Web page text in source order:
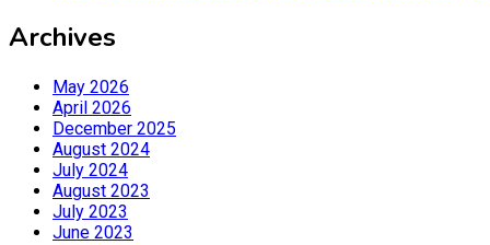
Archives
May 2026
April 2026
December 2025
August 2024
July 2024
August 2023
July 2023
June 2023